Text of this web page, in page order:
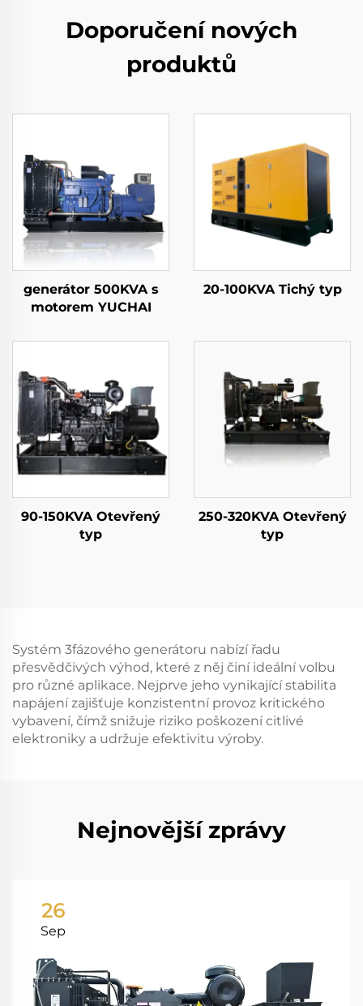
Doporučení nových
produktů
generátor 500KVA s
motorem YUCHAI
20-100KVA Tichý typ
90-150KVA Otevřený
typ
250-320KVA Otevřený
typ
Systém 3fázového generátoru nabízí řadu
přesvědčivých výhod, které z něj činí ideální volbu
pro různé aplikace. Nejprve jeho vynikající stabilita
napájení zajišťuje konzistentní provoz kritického
vybavení, čímž snižuje riziko poškození citlivé
elektroniky a udržuje efektivitu výroby.
Nejnovější zprávy
26
Sep